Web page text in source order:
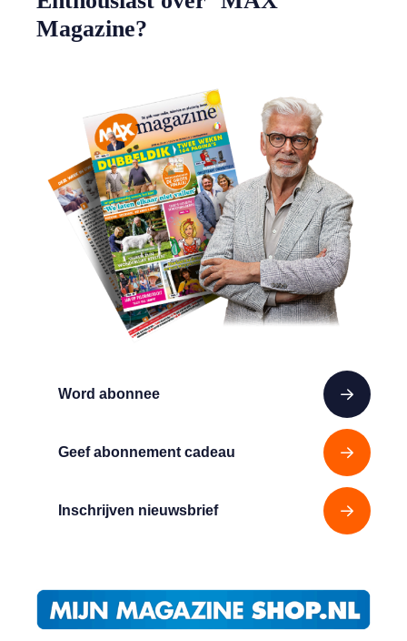
Word abonnee
Geef abonnement cadeau
Inschrijven nieuwsbrief
Magazine?